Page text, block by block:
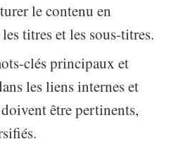
le contenu en
titres et les sous-titres.
clés principaux et
les liens internes et
être pertinents,